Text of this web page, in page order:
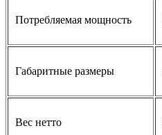
Потребляемая мощность
Габаритные размеры
Вес нетто